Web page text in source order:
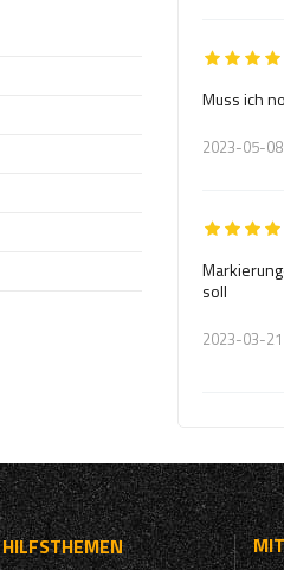
Muss ich
2023-05-08
soll
2023-03-21
HILFSTHEMEN